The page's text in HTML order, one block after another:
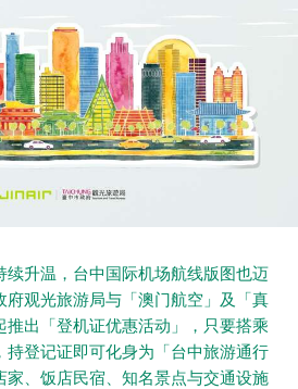
升温，台中国际机场航线版图也迈
府观光旅游局与「澳门航空」及「真
出「登机证优惠活动」，只要搭乘
登记证即可化身为「台中旅游通行
、饭店民宿、知名景点与交通设施